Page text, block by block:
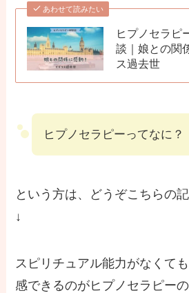
あわせて読みたい
ヒプノセラピ
談｜娘との関
ス過去世
ヒプノセラピーってなに？
という方は、どうぞこちらの
↓
スピリチュアル能力がなくて
感できるのがヒプノセラピーの